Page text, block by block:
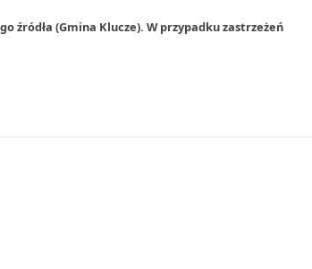
(Gmina Klucze). W przypadku zastrzeżeń